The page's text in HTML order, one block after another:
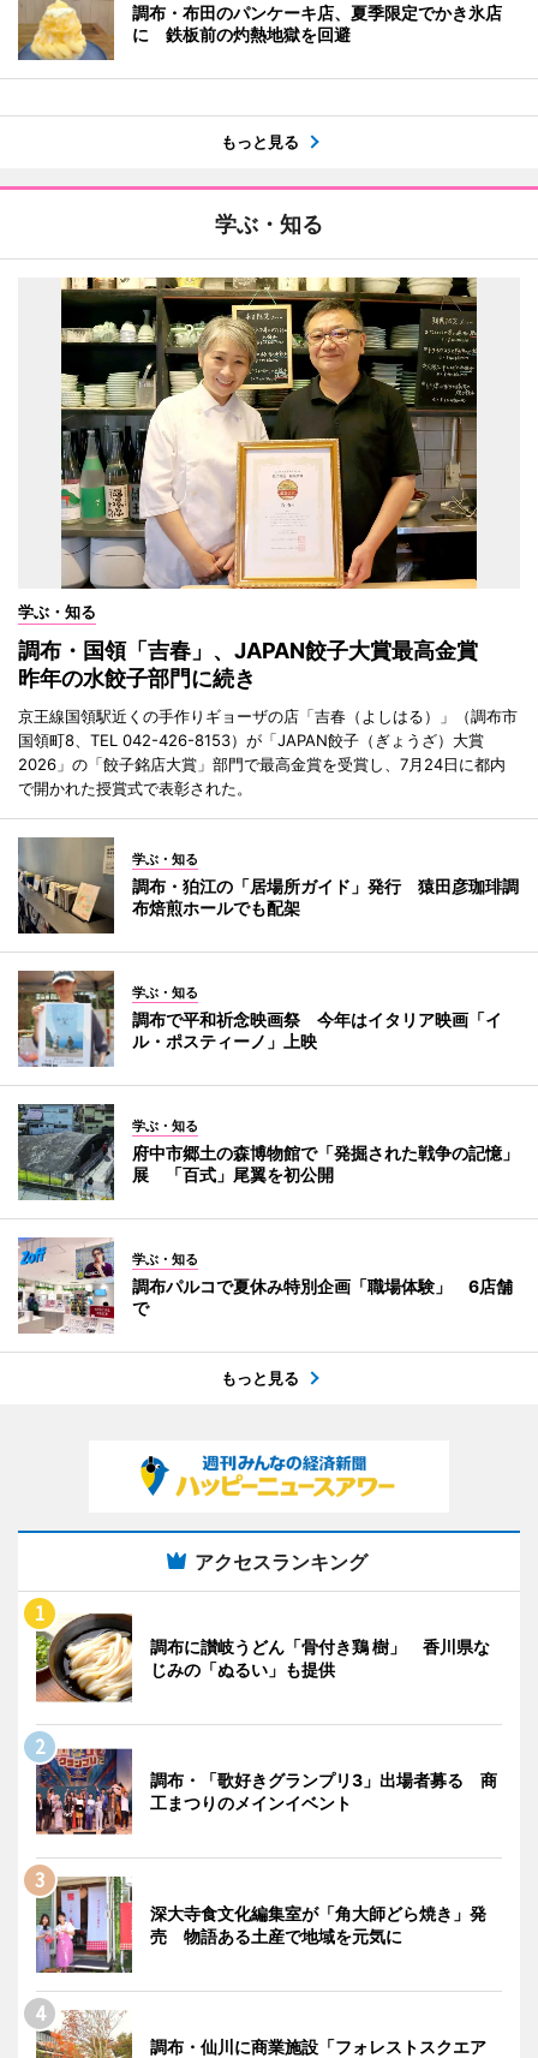
調布・布田のパンケーキ店、夏季限定でかき氷店
に 鉄板前の灼熱地獄を回避
もっと見る
学ぶ・知る
学ぶ・知る
調布・国領「吉春」、JAPAN餃子大賞最高金賞
昨年の水餃子部門に続き
京王線国領駅近くの手作りギョーザの店「吉春（よしはる）」（調布市
国領町8、TEL 042-426-8153）が「JAPAN餃子（ぎょうざ）大賞
2026」の「餃子銘店大賞」部門で最高金賞を受賞し、7月24日に都内
で開かれた授賞式で表彰された。
学ぶ・知る
調布・狛江の「居場所ガイド」発行 猿田彦珈琲調
布焙煎ホールでも配架
学ぶ・知る
調布で平和祈念映画祭 今年はイタリア映画「イ
ル・ポスティーノ」上映
学ぶ・知る
府中市郷土の森博物館で「発掘された戦争の記憶」
展 「百式」尾翼を初公開
学ぶ・知る
調布パルコで夏休み特別企画「職場体験」 6店舗
で
もっと見る
アクセスランキング
調布に讃岐うどん「骨付き鶏 樹」 香川県な
じみの「ぬるい」も提供
調布・「歌好きグランプリ3」出場者募る 商
工まつりのメインイベント
深大寺食文化編集室が「角大師どら焼き」発
売 物語ある土産で地域を元気に
調布・仙川に商業施設「フォレストスクエア